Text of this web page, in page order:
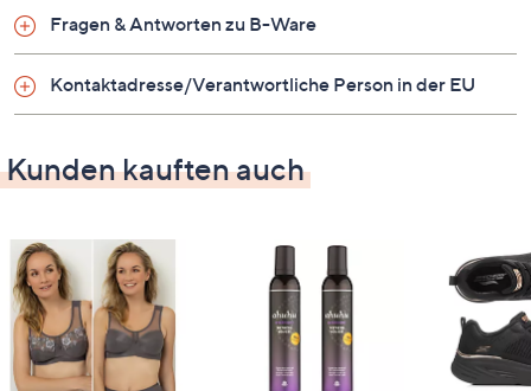
unten.
LED-Kerzen mit modernem
Rillen-Design
Die perfekte Beleuchtung für beschauliche Stunden!
Fassform mit Rillen verbreitet eine angenehme
Was erhalte ich?
2 LED-Kerzen
Auf einen Blick
Fragen & Antworten zu B-Ware
Kontaktadresse/Verantwortliche Person in der EU
Kunden kauften auch